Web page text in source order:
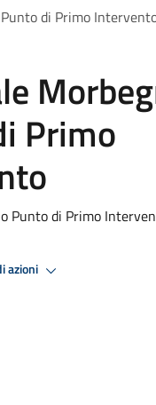
di Primo
Primo
Punto di Primo
azioni